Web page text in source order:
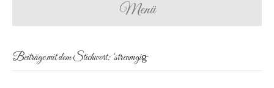
Menü
Beiträge mit dem Stichwort: ‘streamgig̵